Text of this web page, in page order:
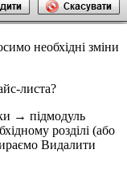
необхідні зміни
листа?
→ підмодуль
розділі (або
Видалити